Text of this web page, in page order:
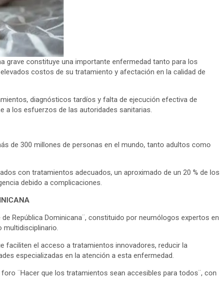
grave constituye una importante enfermedad tanto para los
costos de su tratamiento y afectación en la calidad de
diagnósticos tardíos y falta de ejecución efectiva de
los esfuerzos de las autoridades sanitarias.
de 300 millones de personas en el mundo, tanto adultos como
con tratamientos adecuados, un aproximado de un 20 % de los
debido a complicaciones.
República Dominicana¨, constituido por neumólogos expertos en
multidisciplinario.
faciliten el acceso a tratamientos innovadores, reducir la
especializadas en la atención a esta enfermedad.
¨Hacer que los tratamientos sean accesibles para todos¨, con